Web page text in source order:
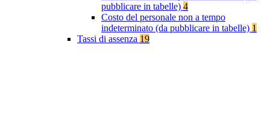
pubblicare in tabelle) 4
Costo del personale non a tempo
indeterminato (da pubblicare in tabelle) 1
Tassi di assenza 19